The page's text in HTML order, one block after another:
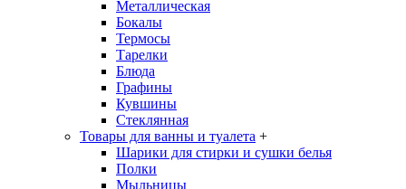
Металлическая
Бокалы
Термосы
Тарелки
Блюда
Графины
Кувшины
Стеклянная
Товары для ванны и туалета +
Шарики для стирки и сушки белья
Полки
Мыльницы